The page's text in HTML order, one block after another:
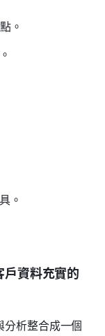
。
。
資料充實的
析整合成一個